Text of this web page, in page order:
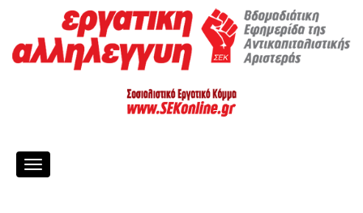
Toggle